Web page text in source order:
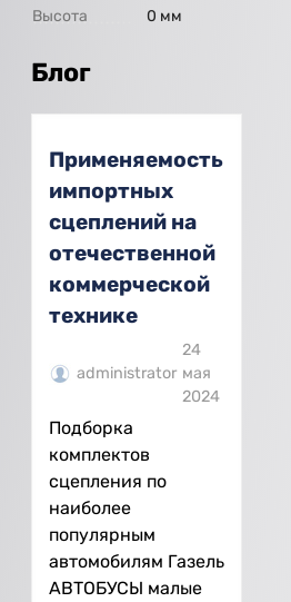
Высота 0 мм
Блог
Применяемость
импортных
сцеплений на
отечественной
коммерческой
технике
administrator
24
мая
2024
Подборка
комплектов
сцепления по
наиболее
популярным
автомобилям Газель
АВТОБУСЫ малые